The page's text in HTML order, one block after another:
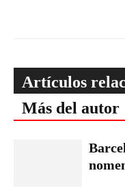
Artículos
Más del autor